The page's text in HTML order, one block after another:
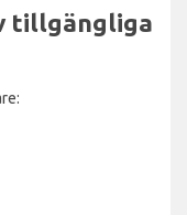
tillgängliga